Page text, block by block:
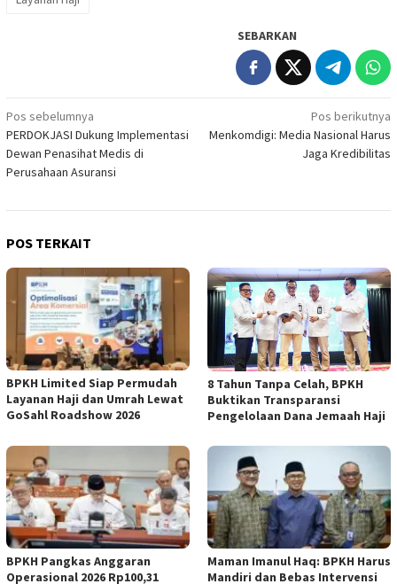
SEBARKAN
Navigasi
pos
Pos sebelumnya
PERDOKJASI Dukung Implementasi
Dewan Penasihat Medis di
Perusahaan Asuransi
Pos berikutnya
Menkomdigi: Media Nasional Harus
Jaga Kredibilitas
POS TERKAIT
BPKH Limited Siap Permudah
Layanan Haji dan Umrah Lewat
GoSahl Roadshow 2026
​8 Tahun Tanpa Celah, BPKH
Buktikan Transparansi
Pengelolaan Dana Jemaah Haji
BPKH Pangkas Anggaran
Operasional 2026 Rp100,31
Maman Imanul Haq: BPKH Harus
Mandiri dan Bebas Intervensi